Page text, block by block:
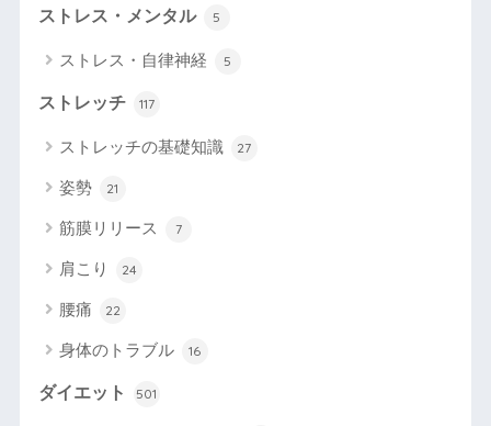
ストレス・メンタル 5
ストレス・自律神経 5
ストレッチ 117
ストレッチの基礎知識 27
姿勢 21
筋膜リリース 7
肩こり 24
腰痛 22
身体のトラブル 16
ダイエット 501